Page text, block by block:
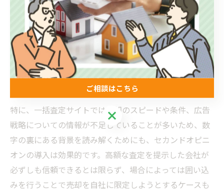
ニオン協会のような中立的な立場を持つ専門家に相談す
ることで、市場動向や地域の取引事例を踏まえた正確な
価格分析が可能となり、不安や疑問を払拭できます。ま
た、提示された価格にどのような売却戦略が含まれてい
るのか、どの程度の販売期間を想定しているのかといっ
た情報も含めて判断材料を増やすことができます。
特に、一括査定サイトでは売却のスピードや条件、広告
戦略についての情報が不足していることが多いため、数
字の裏にある背景を読み解くためにも、セカンドオピニ
オンの導入は効果的です。高額な査定を提示した会社が
必ずしも信頼できるとは限らず、場合によっては囲い込
みを行うことで売却を自社に限定しようとするケースも
ご相談はこちら
ご相談はこちら